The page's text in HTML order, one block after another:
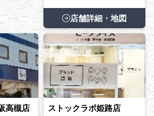
店舗詳細・地図
高槻店
ストックラボ姫路店